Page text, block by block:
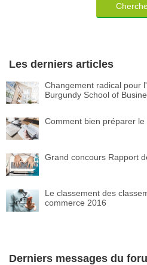
Les derniers articles
Changement radical pour
Burgundy School of
Comment bien préparer le
Grand concours Rapport
Le classement des
commerce 2016
Derniers messages du